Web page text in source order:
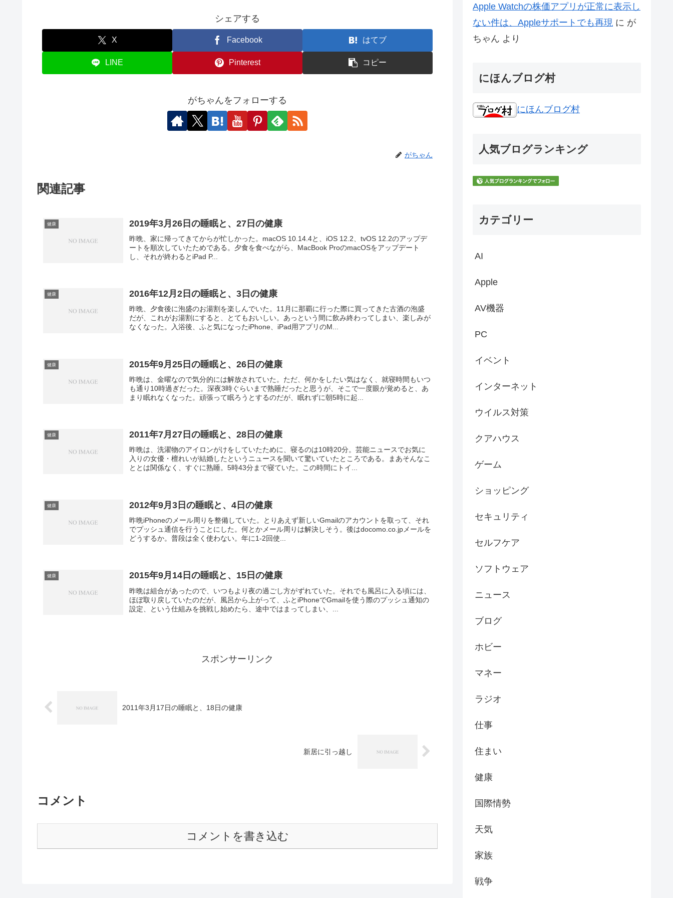
シェアする
X Facebook はてブ
LINE Pinterest コピー
がちゃんをフォローする
がちゃん
関連記事
健康 2019年3月26日の睡眠と、27日の健康
昨晩、家に帰ってきてからが忙しかった。macOS 10.14.4と、iOS 12.2、tvOS 12.2のアップデ
ートを順次していたためである。夕食を食べながら、MacBook ProのmacOSをアップデート
し、それが終わるとiPad P...
健康 2016年12月2日の睡眠と、3日の健康
昨晩、夕食後に泡盛のお湯割を楽しんでいた。11月に那覇に行った際に買ってきた古酒の泡盛
だが、これがお湯割にすると、とてもおいしい。あっという間に飲み終わってしまい、楽しみが
なくなった。入浴後、ふと気になったiPhone、iPad用アプリのM...
健康 2015年9月25日の睡眠と、26日の健康
昨晩は、金曜なので気分的には解放されていた。ただ、何かをしたい気はなく、就寝時間もいつ
も通り10時過ぎだった。深夜3時ぐらいまで熟睡だったと思うが、そこで一度眼が覚めると、あ
まり眠れなくなった。頑張って眠ろうとするのだが、眠れずに朝5時に起...
健康 2011年7月27日の睡眠と、28日の健康
昨晩は、洗濯物のアイロンがけをしていたために、寝るのは10時20分。芸能ニュースでお気に
入りの女優・檀れいが結婚したというニュースを聞いて驚いていたところである。まあそんなこ
ととは関係なく、すぐに熟睡。5時43分まで寝ていた。この時間にトイ...
健康 2012年9月3日の睡眠と、4日の健康
昨晩iPhoneのメール周りを整備していた。とりあえず新しいGmailのアカウントを取って、それ
でプッシュ通信を行うことにした。何とかメール周りは解決しそう。後はdocomo.co.jpメールを
どうするか。普段は全く使わない。年に1-2回使...
健康 2015年9月14日の睡眠と、15日の健康
昨晩は組合があったので、いつもより夜の過ごし方がずれていた。それでも風呂に入る頃には、
ほぼ取り戻していたのだが、風呂から上がって、ふとiPhoneでGmailを使う際のプッシュ通知の
設定、という仕組みを挑戦し始めたら、途中ではまってしまい、...
スポンサーリンク
2011年3月17日の睡眠と、18日の健康
新居に引っ越し
コメント
コメントを書き込む
Apple Watchの株価アプリが正常に表示し
ない件は、Appleサポートでも再現 に が
ちゃん より
にほんブログ村
にほんブログ村
人気ブログランキング
カテゴリー
AI
Apple
AV機器
PC
イベント
インターネット
ウイルス対策
クアハウス
ゲーム
ショッピング
セキュリティ
セルフケア
ソフトウェア
ニュース
ブログ
ホビー
マネー
ラジオ
仕事
住まい
健康
国際情勢
天気
家族
戦争